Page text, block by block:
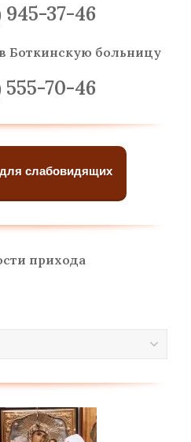
945-37-46
в Боткинскую больницу
555-70-46
слабовидящих
прихода